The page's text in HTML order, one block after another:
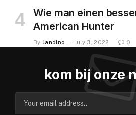
Wie man einen
American Hunter
By Jandino July 3, 2022 0
kom bij onze